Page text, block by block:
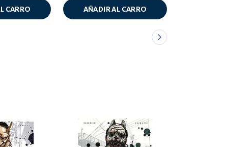
CARRO AÑADIR AL CARRO